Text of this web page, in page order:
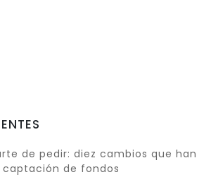
de pedir: diez cambios que han
de fondos